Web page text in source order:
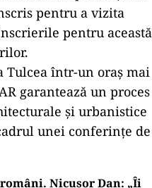
pentru a vizita
pentru această
Tulcea într-un oraș mai
garantează un proces
și urbanistice
unei conferințe de
Nicușor Dan: „Îi